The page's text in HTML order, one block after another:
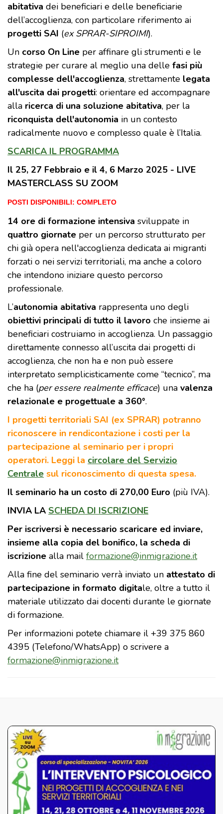
abitativa dei beneficiari e delle beneficiarie
dell’accoglienza, con particolare riferimento ai
progetti SAI (ex SPRAR-SIPROIMI).
Un corso On Line per affinare gli strumenti e le
strategie per curare al meglio una delle fasi più
complesse dell'accoglienza, strettamente legata
all'uscita dai progetti: orientare ed accompagnare
alla ricerca di una soluzione abitativa, per la
riconquista dell'autonomia in un contesto
radicalmente nuovo e complesso quale è l’Italia.
SCARICA IL PROGRAMMA
Il 25, 27 Febbraio e il 4, 6 Marzo 2025 - LIVE
MASTERCLASS SU ZOOM
POSTI DISPONIBILI: COMPLETO
14 ore di formazione intensiva sviluppate in
quattro giornate per un percorso strutturato per
chi già opera nell'accoglienza dedicata ai migranti
forzati o nei servizi territoriali, ma anche a coloro
che intendono iniziare questo percorso
professionale.
L’autonomia abitativa rappresenta uno degli
obiettivi principali di tutto il lavoro che insieme ai
beneficiari costruiamo in accoglienza. Un passaggio
direttamente connesso all’uscita dai progetti di
accoglienza, che non ha e non può essere
interpretato semplicisticamente come “tecnico”, ma
che ha (per essere realmente efficace) una valenza
relazionale e progettuale a 360°.
I progetti territoriali SAI (ex SPRAR) potranno
riconoscere in rendicontazione i costi per la
partecipazione al seminario per i propri
operatori. Leggi la circolare del Servizio
Centrale sul riconoscimento di questa spesa.
Il seminario ha un costo di 270,00 Euro (più IVA).
INVIA LA SCHEDA DI ISCRIZIONE
Per iscriversi è necessario scaricare ed inviare,
insieme alla copia del bonifico, la scheda di
iscrizione alla mail formazione@inmigrazione.it
Alla fine del seminario verrà inviato un attestato di
partecipazione in formato digitale, oltre a tutto il
materiale utilizzato dai docenti durante le giornate
di formazione.
Per informazioni potete chiamare il +39 375 860
4395 (Telefono/WhatsApp) o scrivere a
formazione@inmigrazione.it